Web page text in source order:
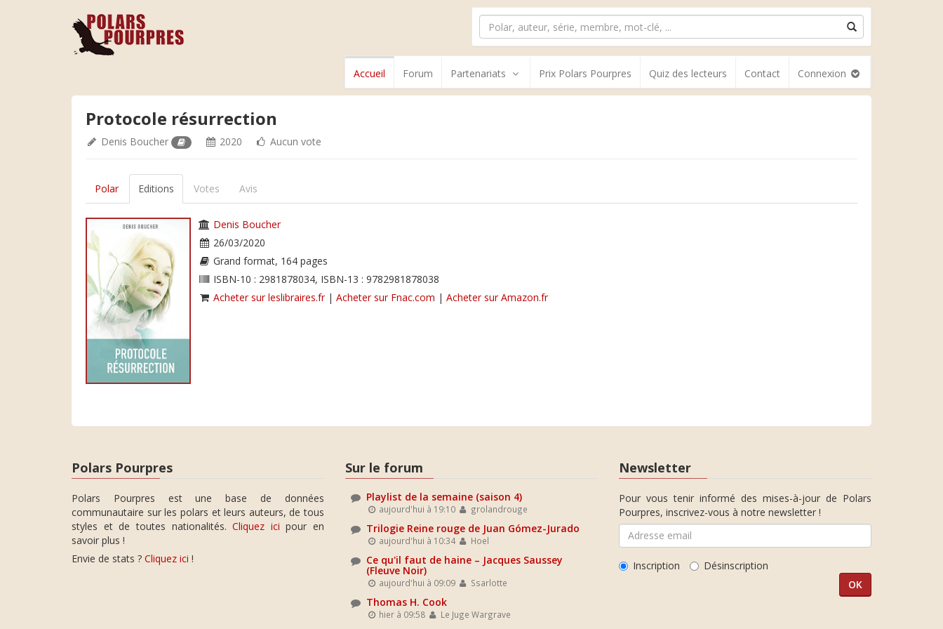
Accueil Forum Partenariats Prix Polars Pourpres Quiz des lecteurs Contact Connexion
Protocole résurrection
Denis Boucher 2020 Aucun vote
Polar Editions Votes Avis
Denis Boucher
26/03/2020
Grand format, 164 pages
ISBN-10 : 2981878034, ISBN-13 : 9782981878038
Acheter sur leslibraires.fr| Acheter sur Fnac.com | Acheter sur Amazon.fr
Polars Pourpres
Polars Pourpres est une base de données
communautaire sur les polars et leurs auteurs, de tous
styles et de toutes nationalités.Cliquez ici pour en
savoir plus !
Envie de stats ? Cliquez ici !
Sur le forum
Playlist de la semaine (saison 4)
aujourd'hui à 19:10 grolandrouge
Trilogie Reine rouge de Juan Gómez-Jurado
aujourd'hui à 10:34 Hoel
Ce qu'il faut de haine – Jacques Saussey
(Fleuve Noir)
aujourd'hui à 09:09 Ssarlotte
Thomas H. Cook
hier à 09:58 Le Juge Wargrave
Newsletter
Pour vous tenir informé des mises-à-jour de Polars
Pourpres, inscrivez-vous à notre newsletter !
Inscription Désinscription